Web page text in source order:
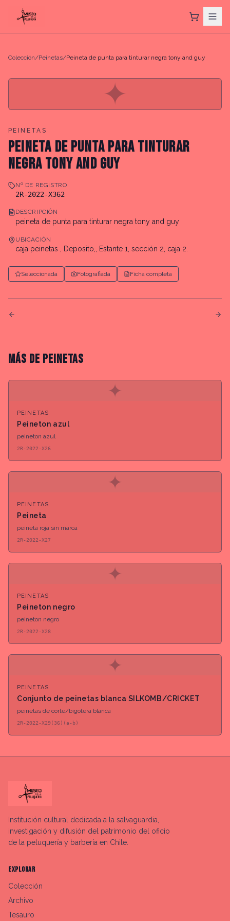
Colección/Peinetas/Peineta de punta para tinturar negra tony and guy
✦
PEINETAS
PEINETA DE PUNTA PARA TINTURAR
NEGRA TONY AND GUY
Nº DE REGISTRO
2R-2022-X362
DESCRIPCIÓN
peineta de punta para tinturar negra tony and guy
UBICACIÓN
caja peinetas , Deposito,, Estante 1, sección 2, caja 2.
Seleccionada Fotografiada Ficha completa
MÁS DE PEINETAS
✦
PEINETAS
Peineton azul
peineton azul
2R-2022-X26
✦
PEINETAS
Peineta
peineta roja sin marca
2R-2022-X27
✦
PEINETAS
Peineton negro
peineton negro
2R-2022-X28
✦
PEINETAS
Conjunto de peinetas blanca SILKOMB/CRICKET
peinetas de corte/bigotera blanca
2R-2022-X29(36)(a-b)
Institución cultural dedicada a la salvaguardia,
investigación y difusión del patrimonio del oficio
de la peluquería y barbería en Chile.
EXPLORAR
Colección
Archivo
Tesauro